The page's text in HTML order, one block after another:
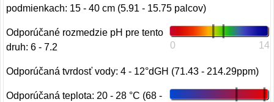
podmienkach: 15 - 40 cm (5.91 - 15.75 palcov)
0 14
Odporúčané rozmedzie pH pre tento
druh: 6 - 7.2
Odporúčaná tvrdosť vody: 4 - 12°dGH (71.43 - 214.29ppm)
Odporúčaná teplota: 20 - 28 °C (68 -